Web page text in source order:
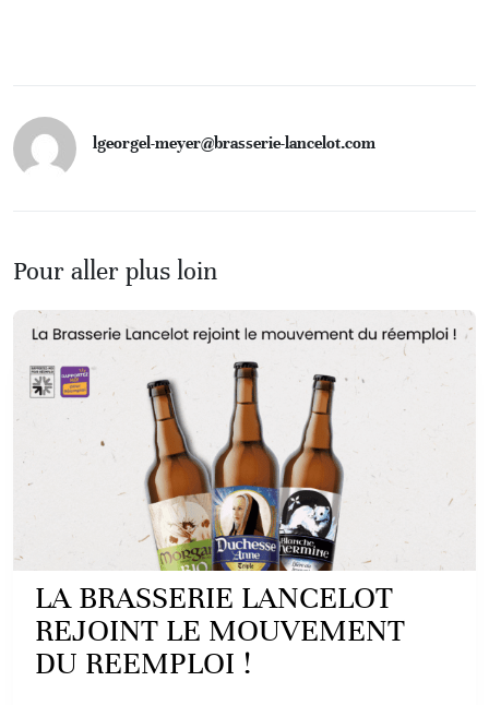
lgeorgel-meyer@brasserie-lancelot.com
Pour aller plus loin
LA BRASSERIE LANCELOT
REJOINT LE MOUVEMENT
DU REEMPLOI !